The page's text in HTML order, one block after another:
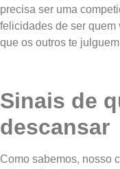
precisa ser uma
felicidades de ser quem
que os outros te
Sinais de
descansar
Como sabemos, nosso